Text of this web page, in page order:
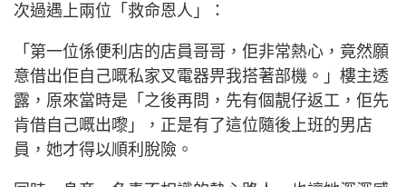
次過遇上兩位「救命恩人」：
「第一位係便利店的店員哥哥，佢非常熱心，竟然願
意借出佢自己嘅私家叉電器畀我搭著部機。」樓主透
露，原來當時是「之後再問，先有個靚仔返工，佢先
肯借自己嘅出嚟」，正是有了這位隨後上班的男店
員，她才得以順利脫險。